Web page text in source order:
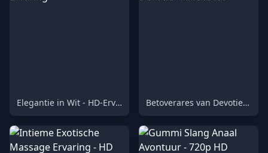
Elegantie in Wit - HD-Ervaring Betoverares van Devotie - ArtOfScat